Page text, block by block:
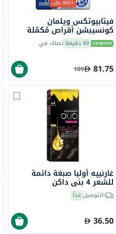
+900 طلب
فيتابيوتكس ويلمان
كونسيبشن أقراص مُكمّلة
لدعم الخصوبة لدى الرجال
حزمة من 30
60 دقيقة تصلك في
81.75
109
غارنييه أوليا صبغة دائمة
للشعر 4 بني داكن
التوصيلغداً
36.50